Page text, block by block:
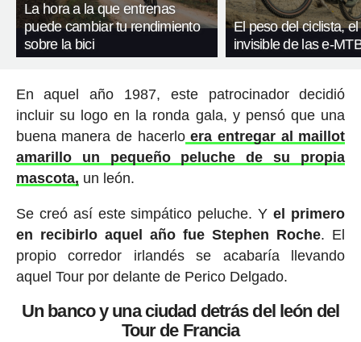
La hora a la que entrenas
puede cambiar tu rendimiento
sobre la bici
El peso del ciclista,
invisible de las e-
En aquel año 1987, este patrocinador decidió
incluir su logo en la ronda gala, y pensó que una
buena manera de hacerloera entregar al maillot
amarillo un pequeño peluche de su propia
mascota, un león.
Se creó así este simpático peluche. Yel primero
en recibirlo aquel año fue Stephen Roche. El
propio corredor irlandés se acabaría llevando
aquel Tour por delante de Perico Delgado.
Un banco y una ciudad detrás del león del
Tour de Francia